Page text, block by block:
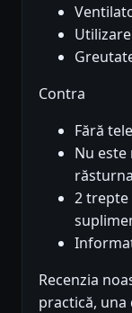
Contra
Fără
Nu
2 trepte
Recenzia
practică,